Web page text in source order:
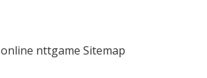
nttgame Sitemap